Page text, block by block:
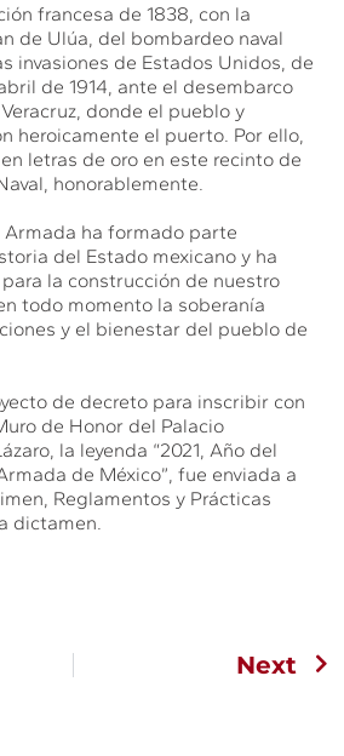
francesa de 1838, con la
de Ulúa, del bombardeo naval
invasiones de Estados Unidos, de
de 1914, ante el desembarco
donde el pueblo y
heroicamente el puerto. Por ello,
letras de oro en este recinto de
honorablemente.
Armada ha formado parte
del Estado mexicano y ha
la construcción de nuestro
todo momento la soberanía
y el bienestar del pueblo de
de decreto para inscribir con
de Honor del Palacio
la leyenda “2021, Año del
de México”, fue enviada a
Reglamentos y Prácticas
dictamen.
Next